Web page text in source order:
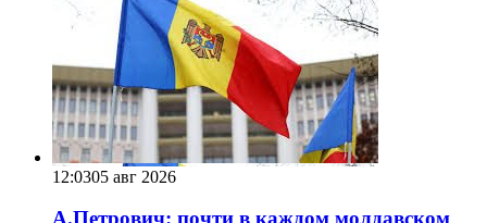
12:0305 авг 2026
А.Петрович: почти в каждом молдавском